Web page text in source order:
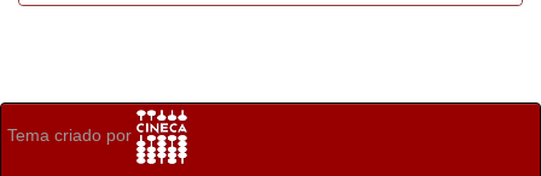
Tema criado por